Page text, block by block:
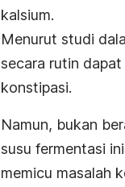
kalsium.
Menurut studi
secara rutin
konstipasi.
Namun, bukan
susu fermentasi
memicu masalah